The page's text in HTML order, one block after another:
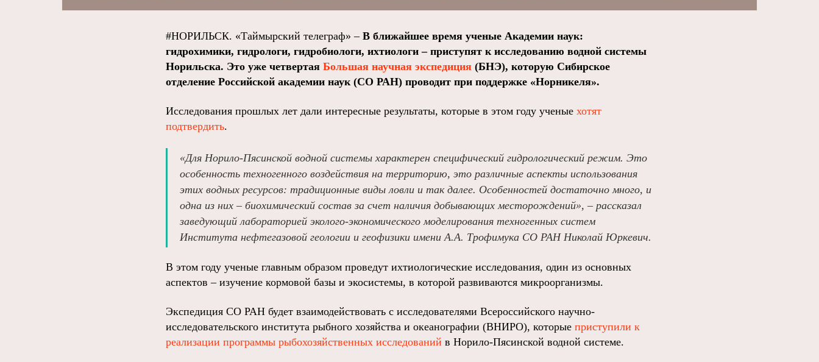
#НОРИЛЬСК. «Таймырский телеграф» – В ближайшее время ученые Академии наук:
гидрохимики, гидрологи, гидробиологи, ихтиологи – приступят к исследованию водной системы
Норильска. Это уже четвертая Большая научная экспедиция (БНЭ), которую Сибирское
отделение Российской академии наук (СО РАН) проводит при поддержке «Норникеля».
Исследования прошлых лет дали интересные результаты, которые в этом году ученые хотят
подтвердить.
«Для Норило-Пясинской водной системы характерен специфический гидрологический режим. Это
особенность техногенного воздействия на территорию, это различные аспекты использования
этих водных ресурсов: традиционные виды ловли и так далее. Особенностей достаточно много, и
одна из них – биохимический состав за счет наличия добывающих месторождений», – рассказал
заведующий лабораторией эколого-экономического моделирования техногенных систем
Института нефтегазовой геологии и геофизики имени А.А. Трофимука СО РАН Николай Юркевич.
В этом году ученые главным образом проведут ихтиологические исследования, один из основных
аспектов – изучение кормовой базы и экосистемы, в которой развиваются микроорганизмы.
Экспедиция СО РАН будет взаимодействовать с исследователями Всероссийского научно-
исследовательского института рыбного хозяйства и океанографии (ВНИРО), которые приступили к
реализации программы рыбохозяйственных исследований в Норило-Пясинской водной системе.